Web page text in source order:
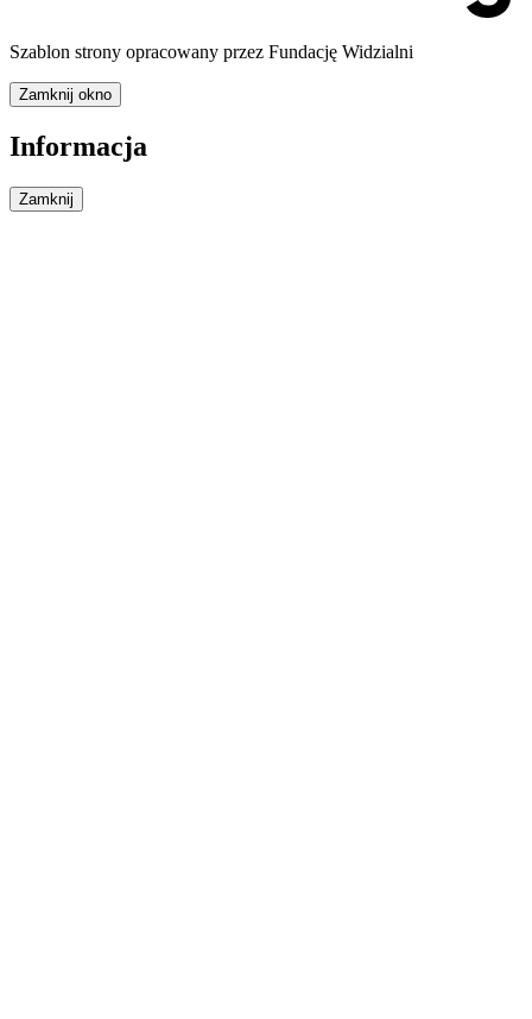
Szablon strony opracowany przez Fundację Widzialni
Zamknij okno
Informacja
Zamknij